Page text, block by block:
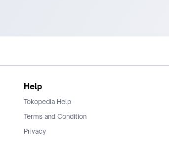
Help
Tokopedia Help
Terms and Condition
Privacy